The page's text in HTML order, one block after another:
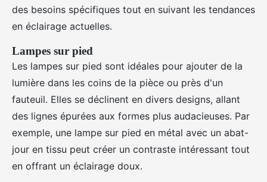
des besoins spécifiques tout en suivant les tendances
en éclairage actuelles.
Lampes sur pied
Les lampes sur pied sont idéales pour ajouter de la
lumière dans les coins de la pièce ou près d'un
fauteuil. Elles se déclinent en divers designs, allant
des lignes épurées aux formes plus audacieuses. Par
exemple, une lampe sur pied en métal avec un abat-
jour en tissu peut créer un contraste intéressant tout
en offrant un éclairage doux.